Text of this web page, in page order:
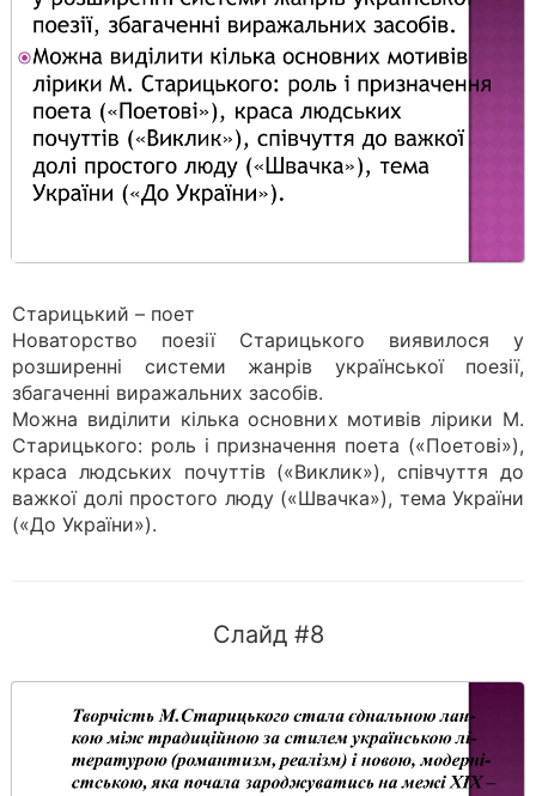
Старицький – поет
Новаторство поезії Старицького виявилося у
розширенні системи жанрів української поезії,
збагаченні виражальних засобів.
Можна виділити кілька основних мотивів лірики М.
Старицького: роль і призначення поета («Поетові»),
краса людських почуттів («Виклик»), співчуття до
важкої долі простого люду («Швачка»), тема України
(«До України»).
Слайд #8